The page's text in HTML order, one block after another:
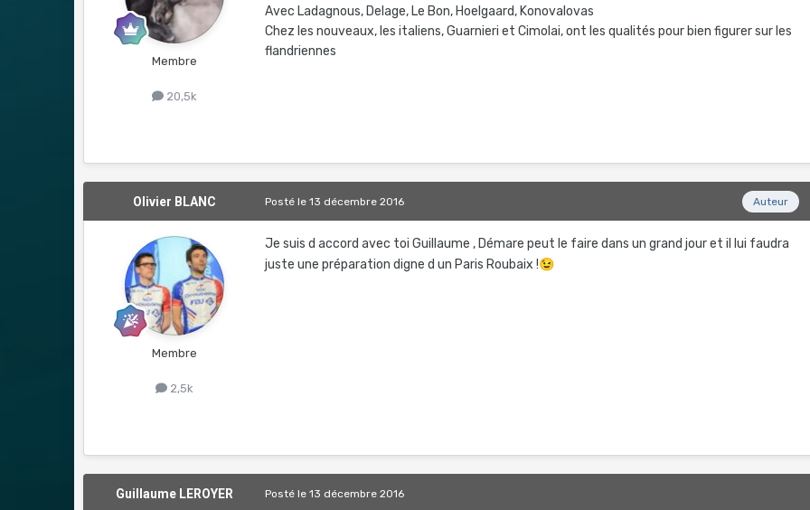
Membre
20,5k
Avec Ladagnous, Delage, Le Bon, Hoelgaard, Konovalovas
Chez les nouveaux, les italiens, Guarnieri et Cimolai, ont les qualités pour bien figurer sur les
flandriennes
Olivier BLANC
Membre
2,5k
Auteur
Postéle 13 décembre 2016
Je suis d accord avec toi Guillaume , Démare peut le faire dans un grand jour et il lui faudra
juste une préparation digne d un Paris Roubaix !😉
Guillaume LEROYER Postéle 13 décembre 2016